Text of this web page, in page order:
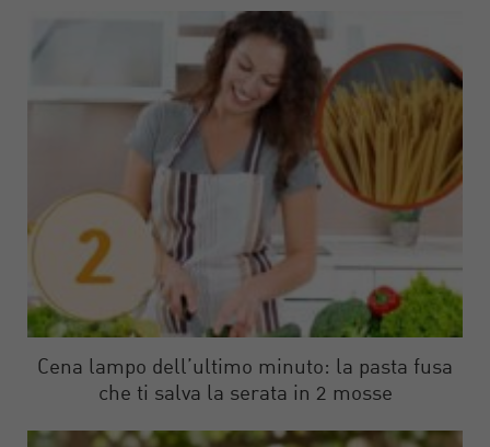
Cena lampo dell’ultimo minuto: la pasta fusa
che ti salva la serata in 2 mosse